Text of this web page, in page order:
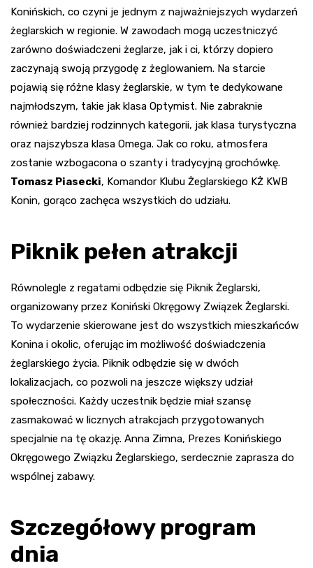
Konińskich, co czyni je jednym z najważniejszych wydarzeń
żeglarskich w regionie. W zawodach mogą uczestniczyć
zarówno doświadczeni żeglarze, jak i ci, którzy dopiero
zaczynają swoją przygodę z żeglowaniem. Na starcie
pojawią się różne klasy żeglarskie, w tym te dedykowane
najmłodszym, takie jak klasa Optymist. Nie zabraknie
również bardziej rodzinnych kategorii, jak klasa turystyczna
oraz najszybsza klasa Omega. Jak co roku, atmosfera
zostanie wzbogacona o szanty i tradycyjną grochówkę.
Tomasz Piasecki, Komandor Klubu Żeglarskiego KŻ KWB
Konin, gorąco zachęca wszystkich do udziału.
Piknik pełen atrakcji
Równolegle z regatami odbędzie się Piknik Żeglarski,
organizowany przez Koniński Okręgowy Związek Żeglarski.
To wydarzenie skierowane jest do wszystkich mieszkańców
Konina i okolic, oferując im możliwość doświadczenia
żeglarskiego życia. Piknik odbędzie się w dwóch
lokalizacjach, co pozwoli na jeszcze większy udział
społeczności. Każdy uczestnik będzie miał szansę
zasmakować w licznych atrakcjach przygotowanych
specjalnie na tę okazję. Anna Zimna, Prezes Konińskiego
Okręgowego Związku Żeglarskiego, serdecznie zaprasza do
wspólnej zabawy.
Szczegółowy program
dnia